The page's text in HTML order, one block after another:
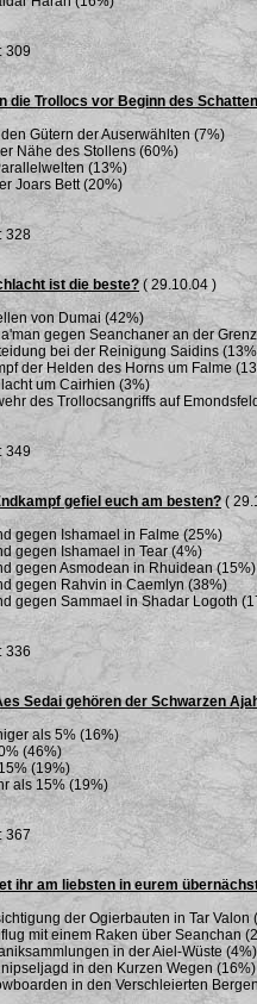
309
die Trollocs vor Beginn des
Gütern der Auserwählten (7%)
Nähe des Stollens (60%)
(13%)
Joars Bett (20%)
328
ist die beste? ( 29.10.04 )
von Dumai (42%)
gegen Seanchaner an der
bei der Reinigung Saidins
der Helden des Horns um Falme
um Cairhien (3%)
des Trollocsangriffs auf
349
gefiel euch am besten?(
gegen Ishamael in Falme (25%)
gegen Ishamael in Tear (4%)
gegen Asmodean in Rhuidean (15%)
gegen Rahvin in Caemlyn (38%)
gegen Sammael in Shadar Logoth
336
Sedai gehören der Schwarzen
als 5% (16%)
(46%)
(19%)
als 15% (19%)
367
ihr am liebsten in eurem
der Ogierbauten in Tar Valon
mit einem Raken über Seanchan
in der Aiel-Wüste (4%)
in den Kurzen Wegen (16%)
in den Verschleierten